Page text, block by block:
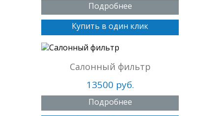
Подробнее
Купить в один клик
Салонный фильтр
13500 руб.
Подробнее